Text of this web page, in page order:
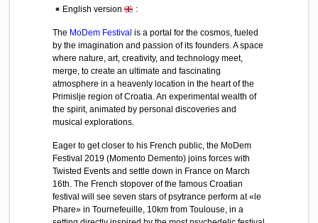
English version :
The MoDem Festival is a portal for the cosmos, fueled
by the imagination and passion of its founders. A space
where nature, art, creativity, and technology meet,
merge, to create an ultimate and fascinating
atmosphere in a heavenly location in the heart of the
Primislje region of Croatia. An experimental wealth of
the spirit, animated by personal discoveries and
musical explorations.
Eager to get closer to his French public, the MoDem
Festival 2019 (Momento Demento) joins forces with
Twisted Events and settle down in France on March
16th. The French stopover of the famous Croatian
festival will see seven stars of psytrance perform at «le
Phare» in Tournefeuille, 10km from Toulouse, in a